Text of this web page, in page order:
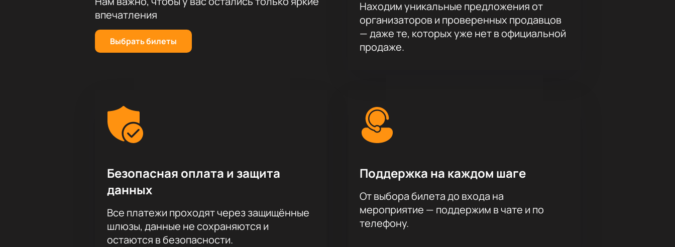
впечатления
Выбрать билеты
Находим уникальные предложения от
организаторов и проверенных продавцов
— даже те, которых уже нет в официальной
продаже.
Безопасная оплата и защита
данных
Все платежи проходят через защищённые
шлюзы, данные не сохраняются и
остаются в безопасности.
Поддержка на каждом шаге
От выбора билета до входа на
мероприятие — поддержим в чате и по
телефону.